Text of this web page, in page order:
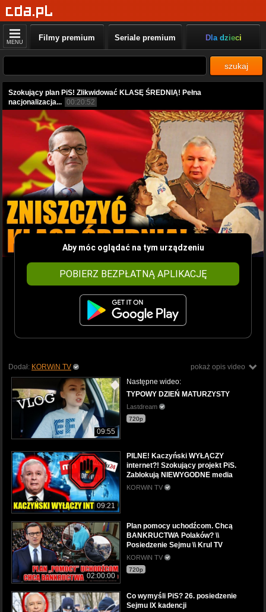
MENU Filmy premium Seriale premium Dla dzieci
szukaj
Szokujący plan PiS! Zlikwidować KLASĘ ŚREDNIĄ! Pełna
nacjonalizacja... 00:20:52
Aby móc oglądać na tym urządzeniu
POBIERZ BEZPŁATNĄ APLIKACJĘ
pokaż opis video
Dodał: KORWiN TV
09:55
Następne wideo:
TYPOWY DZIEŃ MATURZYSTY
Lastdream
720p
09:21
PILNE! Kaczyński WYŁĄCZY
internet?! Szokujący projekt PiS.
Zablokują NIEWYGODNE media
KORWiN TV
02:00:00
Plan pomocy uchodźcom. Chcą
BANKRUCTWA Polaków? \\
Posiedzenie Sejmu \\ Krul TV
KORWiN TV
720p
Co wymyśli PiS? 26. posiedzenie
Sejmu IX kadencji